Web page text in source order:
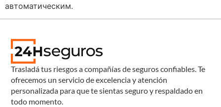
автоматическим.
Trasladá tus riesgos a compañías de seguros confiables. Te
ofrecemos un servicio de excelencia y atención
personalizada para que te sientas seguro y respaldado en
todo momento.